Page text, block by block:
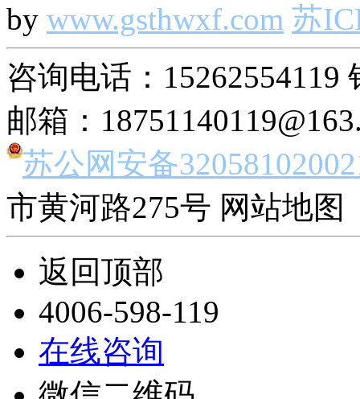
by www.gsthwxf.com 苏
咨询电话：15262554119
邮箱：
苏公网安备
市黄河路275号 网站地图
返回顶部
4006-598-119
在线咨询